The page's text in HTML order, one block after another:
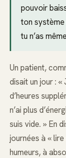
pouvoir
ton système
tu n’as
Un patient,
disait un jour :
d’heures
n’ai plus
suis vide. » En
journées à «
humeurs, à